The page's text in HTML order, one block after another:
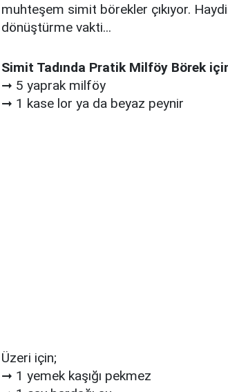
muhteşem simit börekler çıkıyor.
dönüştürme vakti...
Simit Tadında Pratik Milföy Börek
➞ 5 yaprak milföy
➞ 1 kase lor ya da beyaz peynir
Üzeri için;
➞ 1 yemek kaşığı pekmez